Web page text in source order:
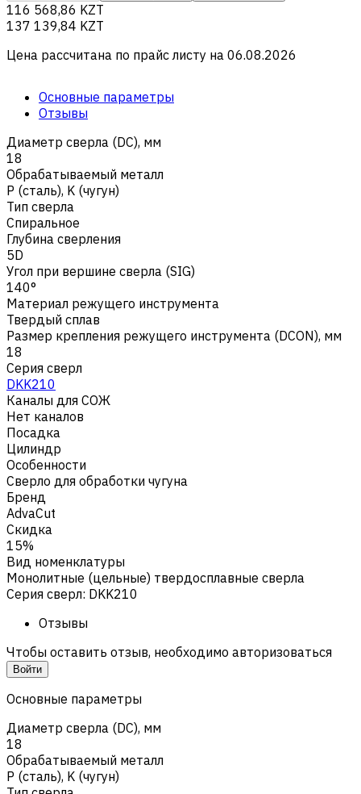
116 568,86 KZT
137 139,84 KZT
Цена рассчитана по прайс листу на 06.08.2026
Основные параметры
Отзывы
Диаметр сверла (DC), мм
18
Обрабатываемый металл
Р (сталь), K (чугун)
Тип сверла
Спиральное
Глубина сверления
5D
Угол при вершине сверла (SIG)
140°
Материал режущего инструмента
Твердый сплав
Размер крепления режущего инструмента (DCON), мм
18
Серия сверл
DKK210
Каналы для СОЖ
Нет каналов
Посадка
Цилиндр
Особенности
Сверло для обработки чугуна
Бренд
AdvaCut
Скидка
15%
Вид номенклатуры
Монолитные (цельные) твердосплавные сверла
Серия сверл: DKK210
Отзывы
Чтобы оставить отзыв, необходимо авторизоваться
Войти
Основные параметры
Диаметр сверла (DC), мм
18
Обрабатываемый металл
Р (сталь), K (чугун)